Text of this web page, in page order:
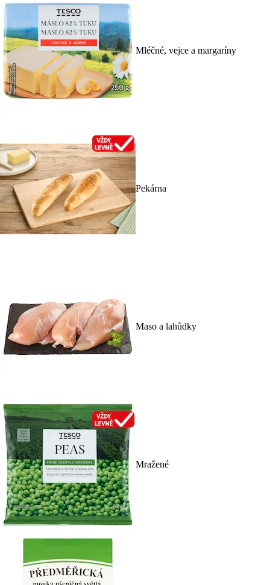
Mléčné, vejce a margaríny
Pekárna
Maso a lahůdky
Mražené